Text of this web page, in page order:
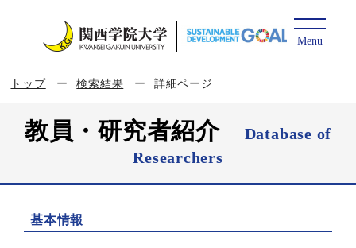
トップ 検索結果 詳細ページ
教員・研究者紹介
Database of
Researchers
基本情報